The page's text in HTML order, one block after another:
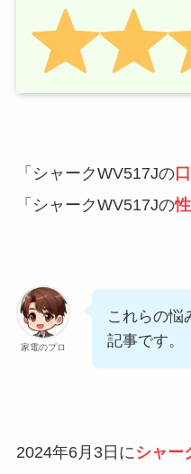
「シャークWV517Jの
「シャークWV517Jの
家電のプロ
これらの悩
記事です。
2024年6月3日にシャー